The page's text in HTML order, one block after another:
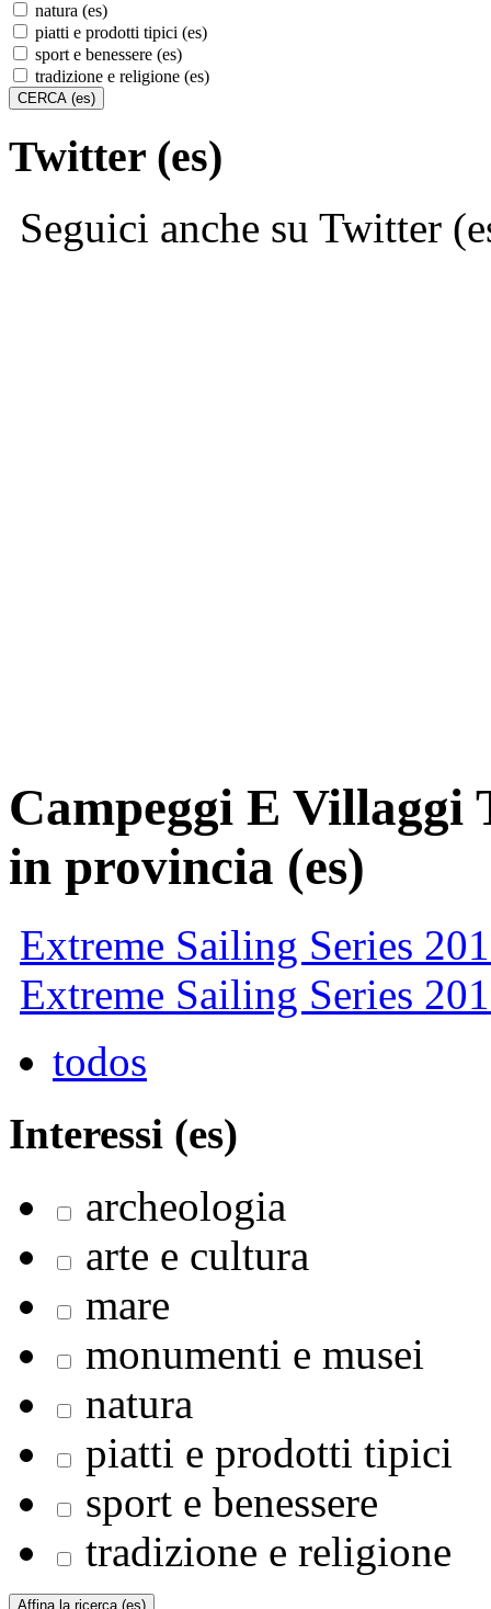
natura (es)
piatti e prodotti tipici (es)
sport e benessere (es)
tradizione e religione (es)
Twitter (es)
Seguici anche su Twitter
Campeggi E
in provincia (es)
Extreme Sailing Series
Extreme Sailing Series
todos
Interessi (es)
archeologia
arte e cultura
mare
monumenti e musei
natura
piatti e prodotti tipici
sport e benessere
tradizione e religione